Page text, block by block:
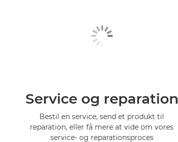
Service og reparation
Bestil en service, send et produkt til
reparation, eller få mere at vide om vores
service- og reparationsproces